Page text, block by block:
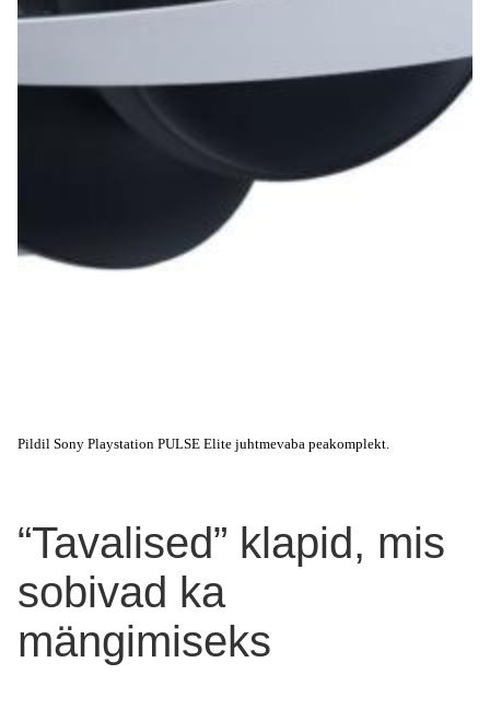
Pildil Sony Playstation PULSE Elite juhtmevaba peakomplekt.
“Tavalised” klapid, mis
sobivad ka
mängimiseks